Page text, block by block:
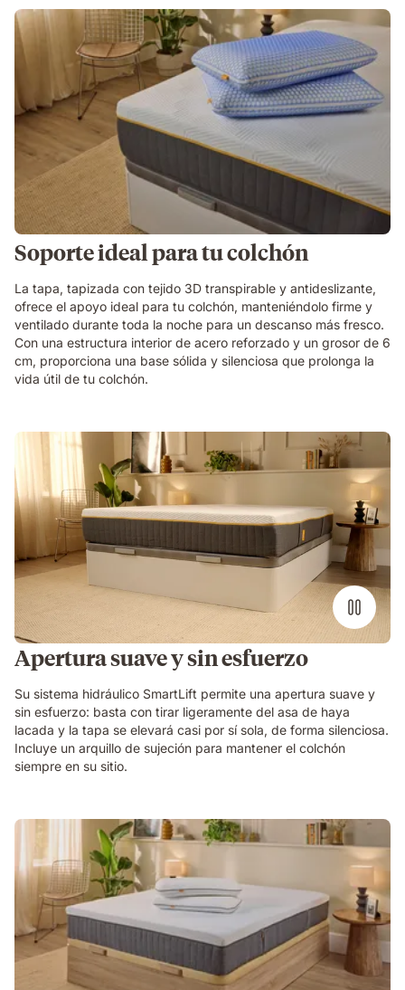
Soporte ideal para tu colchón
La tapa, tapizada con tejido 3D transpirable y antideslizante,
ofrece el apoyo ideal para tu colchón, manteniéndolo firme y
ventilado durante toda la noche para un descanso más fresco.
Con una estructura interior de acero reforzado y un grosor de 6
cm, proporciona una base sólida y silenciosa que prolonga la
vida útil de tu colchón.
Apertura suave y sin esfuerzo
Su sistema hidráulico SmartLift permite una apertura suave y
sin esfuerzo: basta con tirar ligeramente del asa de haya
lacada y la tapa se elevará casi por sí sola, de forma silenciosa.
Incluye un arquillo de sujeción para mantener el colchón
siempre en su sitio.